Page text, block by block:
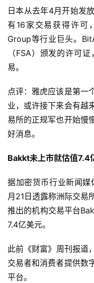
日本从去年4月开始发
有16家交易获得许可
Group等行业巨头。
（FSA）颁发的许可
易。
点评：雅虎应该是第一
业，或许接下来会有越
易所的正规军也开始慢
好消息。
Bakkt未上市就估值7.4
据加密货币行业新闻
月21日透露称洲际交
推出的机构交易平台
7.4亿美元。
此前《财富》周刊报道
交易者和消费者提供数
平台。